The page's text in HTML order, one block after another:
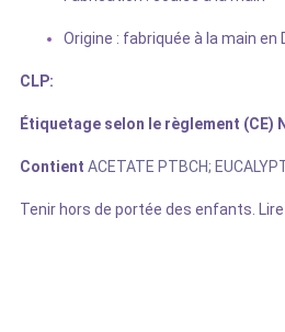
Origine : fabriquée à la main en
CLP:
Étiquetage selon le règlement (CE)
Contient ACETATE PTBCH;
Tenir hors de portée des enfants.